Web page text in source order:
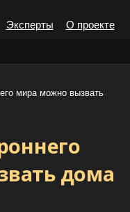
Эксперты О проекте
й
мира можно вызвать
дома